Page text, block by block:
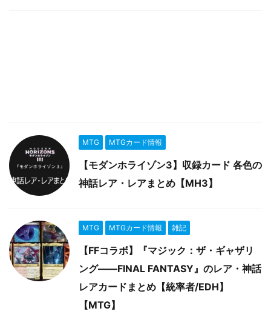
MTG MTGカード情報
【モダンホライゾン3】収録カード 各色の
神話レア・レアまとめ【MH3】
MTG MTGカード情報 雑記
【FFコラボ】『マジック：ザ・ギャザリ
ング――FINAL FANTASY』のレア・神話
レアカードまとめ【統率者/EDH】
【MTG】